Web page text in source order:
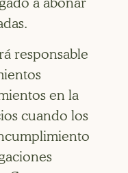
responsable
en la
cuando los